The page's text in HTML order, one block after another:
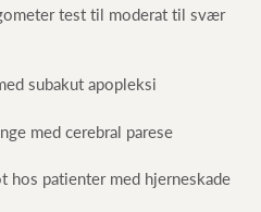
test til moderat til svær
subakut apopleksi
med cerebral parese
patienter med hjerneskade